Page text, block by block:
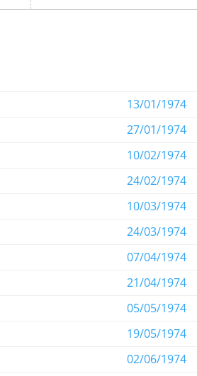
13/01/1974
27/01/1974
10/02/1974
24/02/1974
10/03/1974
24/03/1974
07/04/1974
21/04/1974
05/05/1974
19/05/1974
02/06/1974